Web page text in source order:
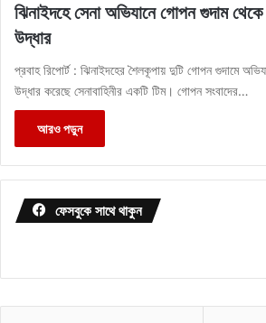
ঝিনাইদহে সেনা অভিযানে গোপন গুদাম
উদ্ধার
প্রবাহ রিপোর্ট : ঝিনাইদহের শৈলকূপায় দুটি গোপন গুদামে
উদ্ধার করেছে সেনাবাহিনীর একটি টিম। গোপন সংবাদের…
আরও পড়ুন
ফেসবুকে সাথে থাকুন